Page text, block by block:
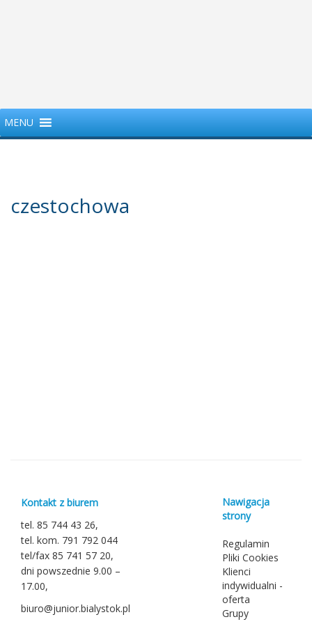
MENU
czestochowa
Kontakt z biurem
tel. 85 744 43 26,
tel. kom. 791 792 044
tel/fax 85 741 57 20,
dni powszednie 9.00 –
17.00,
biuro@junior.bialystok.pl
Nawigacja
strony
Regulamin
Pliki Cookies
Klienci
indywidualni -
oferta
Grupy